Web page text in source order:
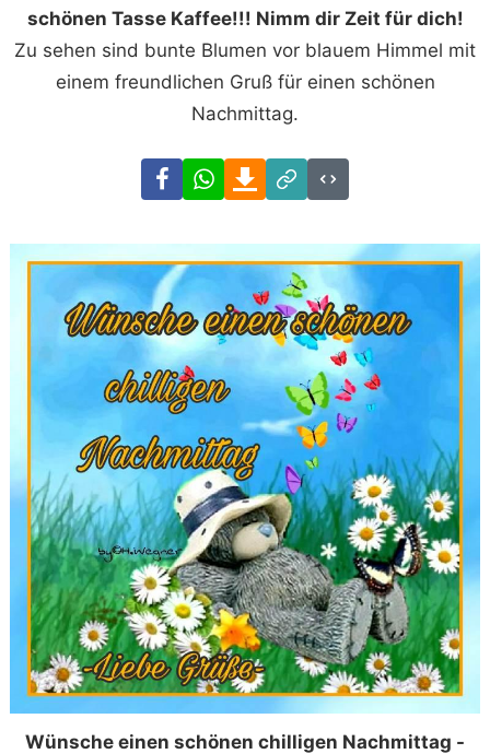
schönen Tasse Kaffee!!! Nimm dir Zeit für dich!
Zu sehen sind bunte Blumen vor blauem Himmel mit
einem freundlichen Gruß für einen schönen
Nachmittag.
FacebookWhatsAppDownload
Link
Code
Wünsche einen schönen chilligen Nachmittag -